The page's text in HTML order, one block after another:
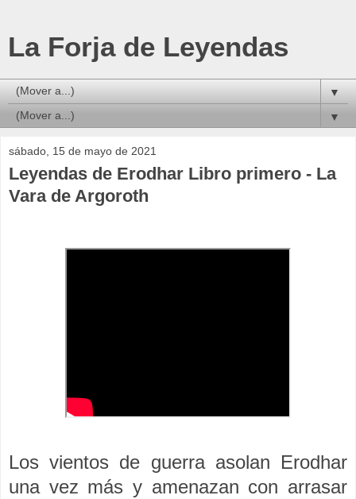
La Forja de Leyendas
▼
▼
sábado, 15 de mayo de 2021
Leyendas de Erodhar Libro primero - La
Vara de Argoroth
Los vientos de guerra asolan Erodhar
una vez más y amenazan con arrasar